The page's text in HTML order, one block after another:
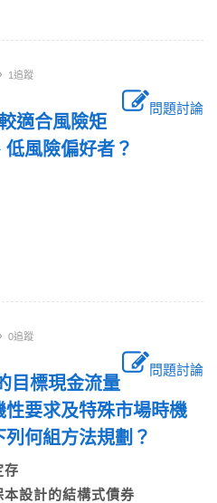
1追蹤
問題討論
適合風險矩
風險偏好者？
0追蹤
問題討論
目標現金流量
要求及特殊市場時機
何組方法規劃？
存
設計的結構式債券